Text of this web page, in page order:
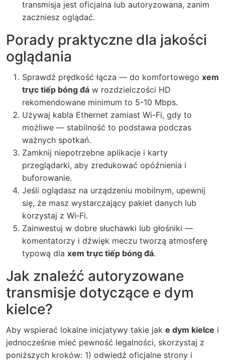
transmisja jest oficjalna lub autoryzowana, zanim
zaczniesz oglądać.
Porady praktyczne dla jakości
oglądania
Sprawdź prędkość łącza — do komfortowego xem
trực tiếp bóng đá w rozdzielczości HD
rekomendowane minimum to 5-10 Mbps.
Używaj kabla Ethernet zamiast Wi-Fi, gdy to
możliwe — stabilność to podstawa podczas
ważnych spotkań.
Zamknij niepotrzebne aplikacje i karty
przeglądarki, aby zredukować opóźnienia i
buforowanie.
Jeśli oglądasz na urządzeniu mobilnym, upewnij
się, że masz wystarczający pakiet danych lub
korzystaj z Wi‑Fi.
Zainwestuj w dobre słuchawki lub głośniki —
komentatorzy i dźwięk meczu tworzą atmosferę
typową dla xem trực tiếp bóng đá.
Jak znaleźć autoryzowane
transmisje dotyczące e dym
kielce?
Aby wspierać lokalne inicjatywy takie jak e dym kielce i
jednocześnie mieć pewność legalności, skorzystaj z
poniższych kroków: 1) odwiedź oficjalne strony i